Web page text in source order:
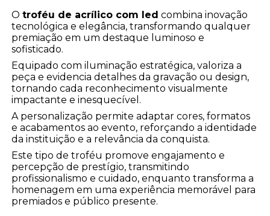
Otroféu de acrílico com led combina inovação
tecnológica e elegância, transformando qualquer
premiação em um destaque luminoso e
sofisticado.
Equipado com iluminação estratégica, valoriza a
peça e evidencia detalhes da gravação ou design,
tornando cada reconhecimento visualmente
impactante e inesquecível.
A personalização permite adaptar cores, formatos
e acabamentos ao evento, reforçando a identidade
da instituição e a relevância da conquista.
Este tipo de troféu promove engajamento e
percepção de prestígio, transmitindo
profissionalismo e cuidado, enquanto transforma a
homenagem em uma experiência memorável para
premiados e público presente.